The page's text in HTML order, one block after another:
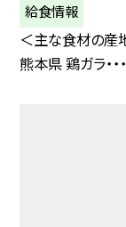
給食情報
＜主な食材の産地
熊本県 鶏ガラ・・